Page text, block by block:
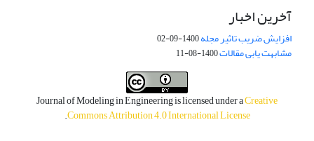
آخرین اخبار
افزایش ضریب تاثیر مجله1400-09-02
مشابهت یابی مقالات1400-08-11
Journal of Modeling in Engineering is licensed under aCreative
Commons Attribution 4.0 International License
.